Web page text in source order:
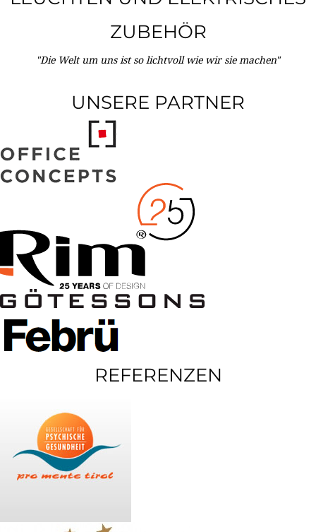
ZUBEHÖR
"Die Welt um uns ist so lichtvoll wie wir sie machen"
UNSERE PARTNER
REFERENZEN